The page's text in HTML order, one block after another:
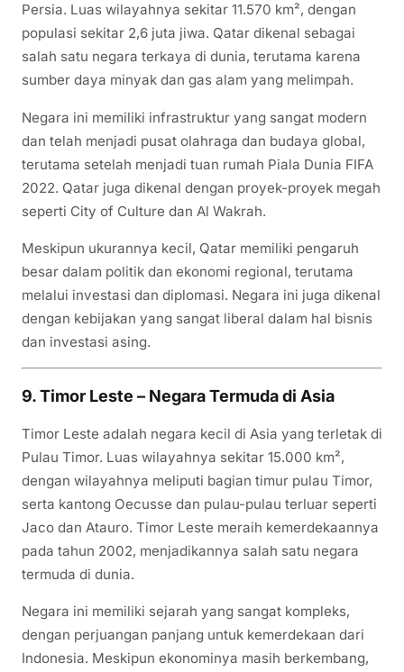
Persia. Luas wilayahnya sekitar 11.570 km², dengan
populasi sekitar 2,6 juta jiwa. Qatar dikenal sebagai
salah satu negara terkaya di dunia, terutama karena
sumber daya minyak dan gas alam yang melimpah.
Negara ini memiliki infrastruktur yang sangat modern
dan telah menjadi pusat olahraga dan budaya global,
terutama setelah menjadi tuan rumah Piala Dunia FIFA
2022. Qatar juga dikenal dengan proyek-proyek megah
seperti City of Culture dan Al Wakrah.
Meskipun ukurannya kecil, Qatar memiliki pengaruh
besar dalam politik dan ekonomi regional, terutama
melalui investasi dan diplomasi. Negara ini juga dikenal
dengan kebijakan yang sangat liberal dalam hal bisnis
dan investasi asing.
9. Timor Leste – Negara Termuda di Asia
Timor Leste adalah negara kecil di Asia yang terletak di
Pulau Timor. Luas wilayahnya sekitar 15.000 km²,
dengan wilayahnya meliputi bagian timur pulau Timor,
serta kantong Oecusse dan pulau-pulau terluar seperti
Jaco dan Atauro. Timor Leste meraih kemerdekaannya
pada tahun 2002, menjadikannya salah satu negara
termuda di dunia.
Negara ini memiliki sejarah yang sangat kompleks,
dengan perjuangan panjang untuk kemerdekaan dari
Indonesia. Meskipun ekonominya masih berkembang,